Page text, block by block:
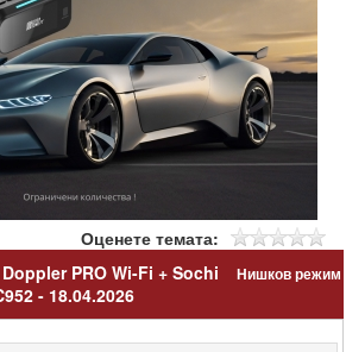
Оценете темата:
Нишков режим
PRO Wi-Fi + Sochi
- 18.04.2026